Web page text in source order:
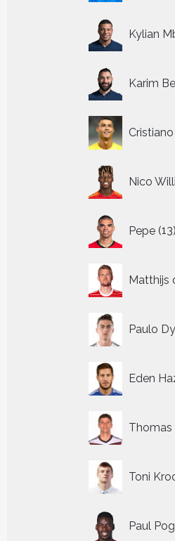
Kylian
Karim
Nico
Pepe 13
Matthijs
Paulo
Eden
Thomas
Toni
Paul